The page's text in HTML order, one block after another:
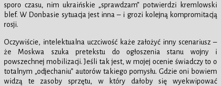
sporo czasu, nim ukraińskie „sprawdzam” potwierdzi kremlowski
blef. W Donbasie sytuacja jest inna – i grozi kolejną kompromitacją
rosji.
Oczywiście, intelektualna uczciwość każe założyć inny scenariusz –
że Moskwa szuka pretekstu do ogłoszenia stanu wojny i
powszechnej mobilizacji. Jeśli tak jest, w mojej ocenie świadczy to o
totalnym „odjechaniu” autorów takiego pomysłu. Gdzie oni bowiem
widzą te zasoby sprzętu, w który dałoby się wyekwipować